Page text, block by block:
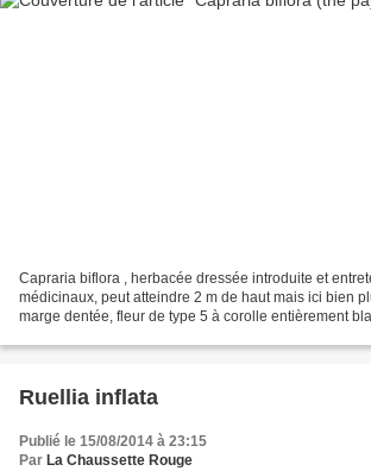
Capraria biflora , herbacée dressée introduite et
médicinaux, peut atteindre 2 m de haut mais ici bien
marge dentée, fleur de type 5 à corolle entièrement
Ruellia inflata
Publié le 15/08/2014 à 23:15
Par La Chaussette Rouge